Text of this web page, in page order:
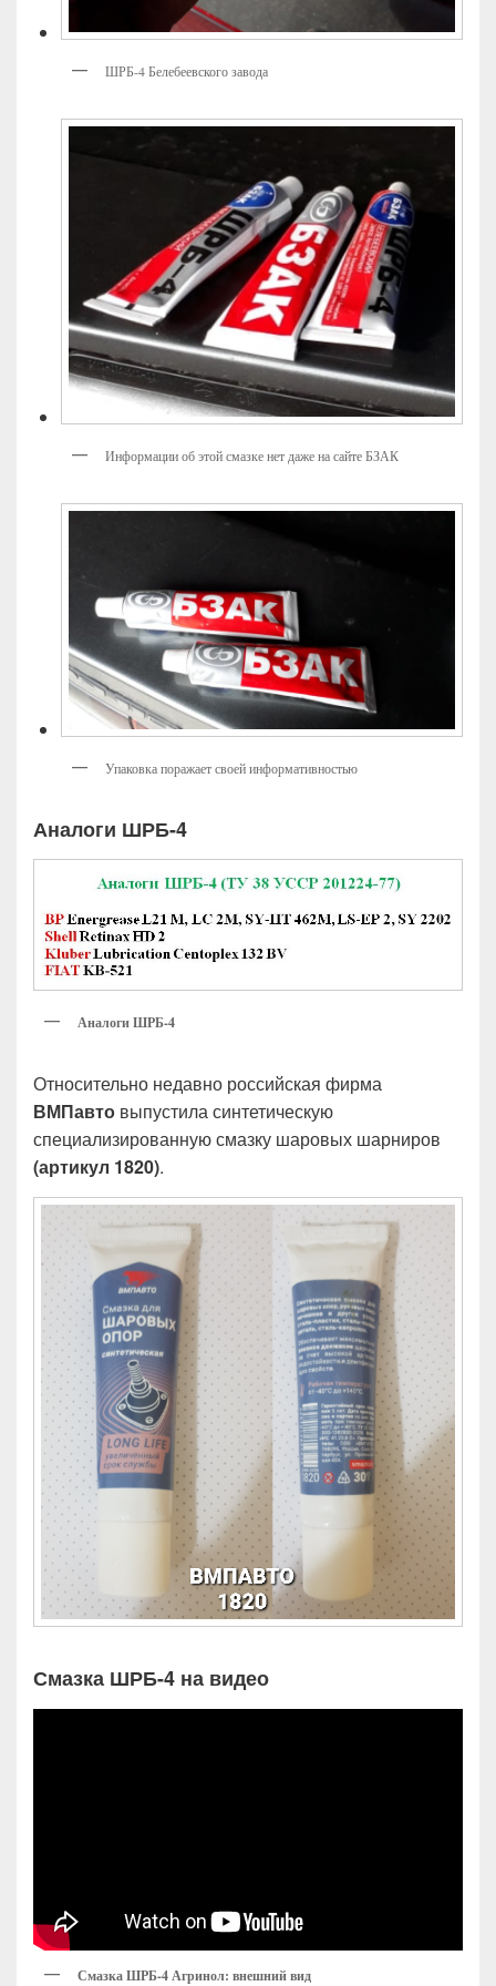
ШРБ-4 Белебеевского завода
Информации об этой смазке нет даже на сайте БЗАК
Упаковка поражает своей информативностью
Аналоги ШРБ-4
Аналоги ШРБ-4
Относительно недавно российская фирма
ВМПавто выпустила синтетическую
специализированную смазку шаровых шарниров
(артикул 1820).
Смазка ШРБ-4 на видео
Смазка ШРБ-4 Агринол: внешний вид